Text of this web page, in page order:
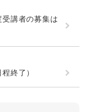
受講者の募集は
終了）